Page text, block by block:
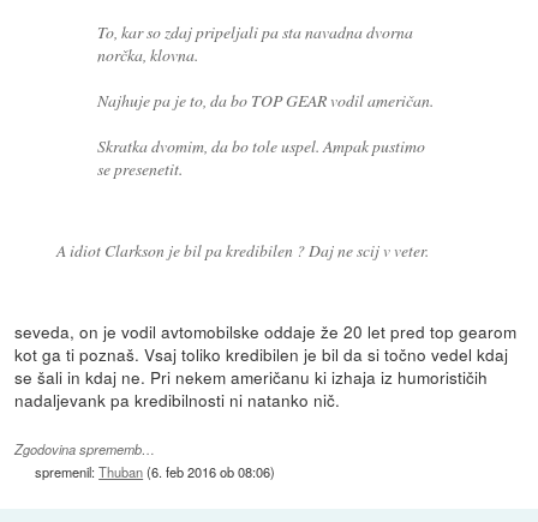
To, kar so zdaj pripeljali pa sta navadna dvorna
norčka, klovna.
Najhuje pa je to, da bo TOP GEAR vodil američan.
Skratka dvomim, da bo tole uspel. Ampak pustimo
se presenetit.
A idiot Clarkson je bil pa kredibilen ? Daj ne scij v veter.
seveda, on je vodil avtomobilske oddaje že 20 let pred top gearom
kot ga ti poznaš. Vsaj toliko kredibilen je bil da si točno vedel kdaj
se šali in kdaj ne. Pri nekem američanu ki izhaja iz humorističih
nadaljevank pa kredibilnosti ni natanko nič.
Zgodovina sprememb…
spremenil:Thuban(6. feb 2016 ob 08:06)